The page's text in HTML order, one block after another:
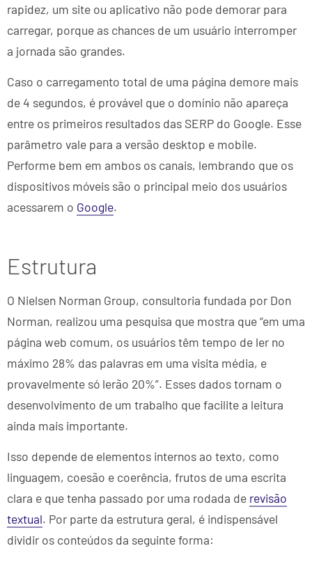
rapidez, um site ou aplicativo não pode demorar para
carregar, porque as chances de um usuário interromper
a jornada são grandes.
Caso o carregamento total de uma página demore mais
de 4 segundos, é provável que o domínio não apareça
entre os primeiros resultados das SERP do Google. Esse
parâmetro vale para a versão desktop e mobile.
Performe bem em ambos os canais, lembrando que os
dispositivos móveis são o principal meio dos usuários
acessarem o Google.
Estrutura
O Nielsen Norman Group, consultoria fundada por Don
Norman, realizou uma pesquisa que mostra que “em uma
página web comum, os usuários têm tempo de ler no
máximo 28% das palavras em uma visita média, e
provavelmente só lerão 20%”. Esses dados tornam o
desenvolvimento de um trabalho que facilite a leitura
ainda mais importante.
Isso depende de elementos internos ao texto, como
linguagem, coesão e coerência, frutos de uma escrita
clara e que tenha passado por uma rodada de revisão
textual. Por parte da estrutura geral, é indispensável
dividir os conteúdos da seguinte forma: